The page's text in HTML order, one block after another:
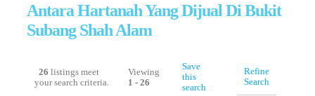
Antara Hartanah Yang Dijual Di Bukit
Subang Shah Alam
26listings meet
your search criteria.
Viewing
1 - 26
Save
this
search
Refine
Search